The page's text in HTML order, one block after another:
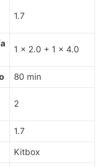
1.7
1 x 2.0 + 1 x 4.0
80 min
2
1.7
Kitbox